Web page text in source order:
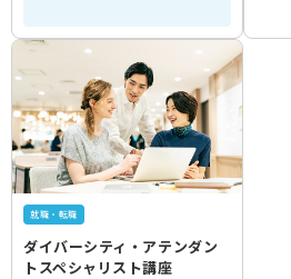
就職・転職
ダイバーシティ・アテンダン
トスペシャリスト講座